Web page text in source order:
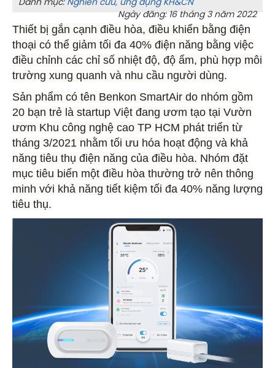
Danh mục: Nghiên cứu, ứng dụng KH&CN
Ngày đăng: 16 tháng 3 năm 2022
Thiết bị gắn cạnh điều hòa, điều khiển bằng điện
thoại có thể giảm tối đa 40% điện năng bằng việc
điều chỉnh các chỉ số nhiệt độ, độ ẩm, phù hợp môi
trường xung quanh và nhu cầu người dùng.
Sản phẩm có tên Benkon SmartAir do nhóm gồm
20 bạn trẻ là startup Việt đang ươm tạo tại Vườn
ươm Khu công nghệ cao TP HCM phát triển từ
tháng 3/2021 nhằm tối ưu hóa hoạt động và khả
năng tiêu thụ điện năng của điều hòa. Nhóm đặt
mục tiêu biến một điều hòa thường trở nên thông
minh với khả năng tiết kiệm tối đa 40% năng lượng
tiêu thụ.